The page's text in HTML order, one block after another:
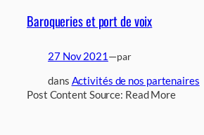
Baroqueries et port de voix
27 Nov 2021 —par
dans Activités de nos partenaires
Post Content Source: Read More